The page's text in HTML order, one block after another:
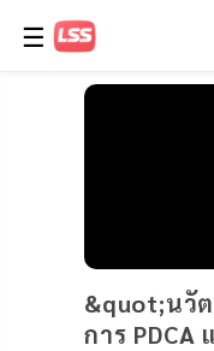
☰
&quot;นวั
การ PDCA